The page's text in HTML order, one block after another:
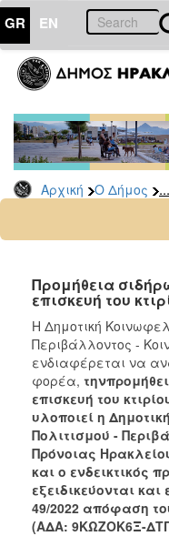
GR EN
Αρχική Ο Δήμος ...
ΔΗΜΟΣ
Διακηρύξεις
-
Δημοπρασίες
Αρχείο
2025
2023
2022
2021
2020
2019
2018
2017
2016
2015
Προμήθεια
επισκευή του
H Δημοτική
Περιβάλλοντος -
ενδιαφέρεται να
φορέα, την
επισκευή του
υλοποιεί η
Πολιτισμού -
Πρόνοιας
και ο ενδεικτικός
εξειδικεύονται
49/2022 απόφαση
(ΑΔΑ: 9ΚΩΖΟΚ6Ξ-